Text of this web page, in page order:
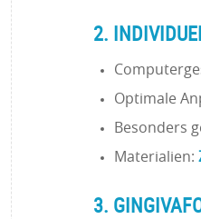
2.
Optimale
Besonders
Materialien:
3.